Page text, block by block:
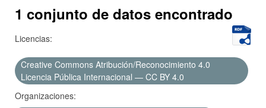
Acerca de
1 conjunto de datos encontrado
Licencias:
Creative Commons Atribución/Reconocimiento 4.0
Licencia Pública Internacional — CC BY 4.0
Organizaciones: